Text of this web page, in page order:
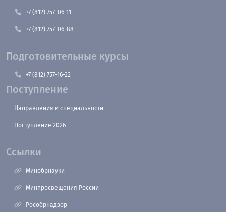
+7 (812) 757-06-11
+7 (812) 757-06-88
Подготовительные курсы
+7 (812) 757-16-22
Поступление
Направления и специальности
Поступление 2026
Ссылки
Минобрнауки
Минпросвещения России
Рособрнадзор